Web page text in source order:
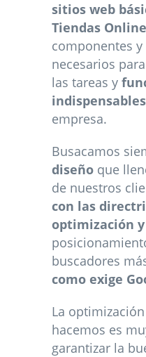
sitios web
Tiendas Online
componentes
necesarios
las tareas y
indispensables
empresa.
Busacamos
diseño que
de nuestros
con las
optimización
buscadores
como exige
La
hacemos es
garantizar la